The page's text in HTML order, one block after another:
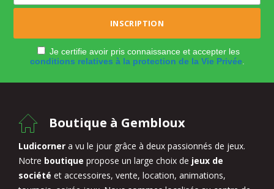
Je certifie avoir pris connaissance et accepter les
conditions relatives à la protection de la Vie Privée.
Boutique à Gembloux
Ludicorner a vu le jour grâce à deux passionnés de jeux.
Notre boutique propose un large choix de jeux de
société et accessoires, vente, location, animations,